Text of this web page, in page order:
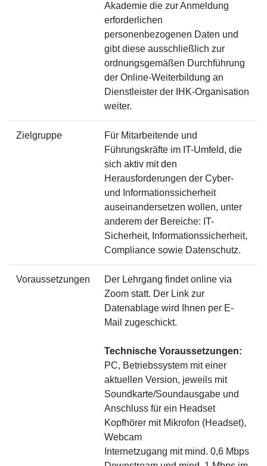
Akademie die zur Anmeldung
erforderlichen
personenbezogenen Daten und
gibt diese ausschließlich zur
ordnungsgemäßen Durchführung
der Online-Weiterbildung an
Dienstleister der IHK-Organisation
weiter.
Zielgruppe
Für Mitarbeitende und
Führungskräfte im IT-Umfeld, die
sich aktiv mit den
Herausforderungen der Cyber-
und Informationssicherheit
auseinandersetzen wollen, unter
anderem der Bereiche: IT-
Sicherheit, Informationssicherheit,
Compliance sowie Datenschutz.
Voraussetzungen
Der Lehrgang findet online via
Zoom statt. Der Link zur
Datenablage wird Ihnen per E-
Mail zugeschickt.
Technische Voraussetzungen:
PC, Betriebssystem mit einer
aktuellen Version, jeweils mit
Soundkarte/Soundausgabe und
Anschluss für ein Headset
Kopfhörer mit Mikrofon (Headset),
Webcam
Internetzugang mit mind. 0,6 Mbps